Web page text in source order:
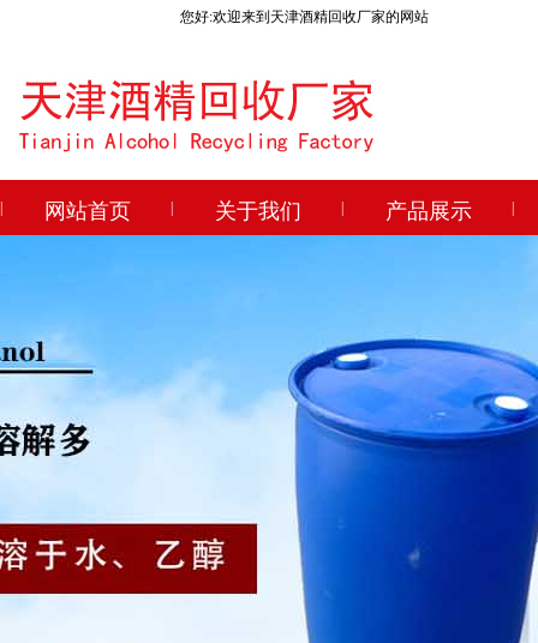
您好:欢迎来到天津酒精回收厂家的网站
网站首页 关于我们 产品展示